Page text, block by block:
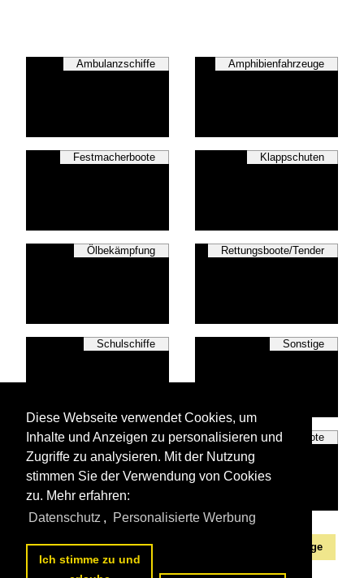
Ambulanzschiffe Amphibienfahrzeuge
Festmacherboote Klappschuten
Ölbekämpfung Rettungsboote/Tender
Schulschiffe Sonstige
Tonnenleger Wasserboote
Alle Fotos ausSonstige Sonstige
Diese Webseite verwendet Cookies, um
Inhalte und Anzeigen zu personalisieren und
Zugriffe zu analysieren. Mit der Nutzung
stimmen Sie der Verwendung von Cookies
zu. Mehr erfahren:
Datenschutz , Personalisierte Werbung
Ich stimme zu und